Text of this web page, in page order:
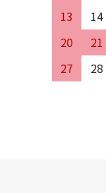
13
14
20
21
27
28